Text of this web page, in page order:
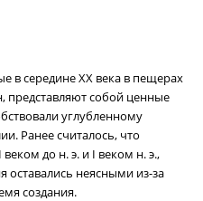
в середине XX века в пещерах
представляют собой ценные
углубленному
Ранее считалось, что
до н. э. и I веком н. э.,
оставались неясными из-за
создания.